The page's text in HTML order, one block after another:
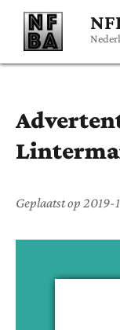
Geplaatst op 2019-